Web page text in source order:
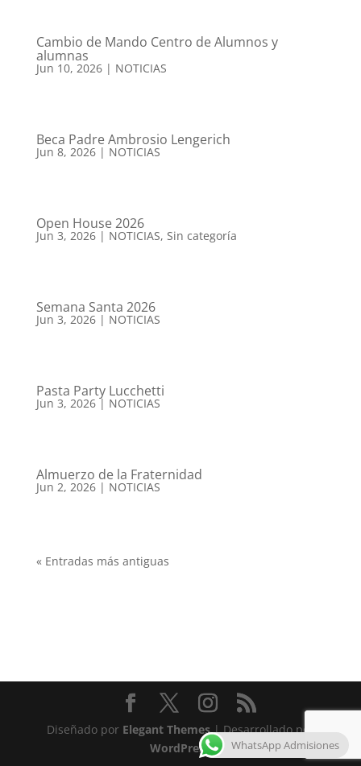
Cambio de Mando Centro de Alumnos y
alumnas
Jun 10, 2026| NOTICIAS
Beca Padre Ambrosio Lengerich
Jun 8, 2026| NOTICIAS
Open House 2026
Jun 3, 2026| NOTICIAS, Sin categoría
Semana Santa 2026
Jun 3, 2026| NOTICIAS
Pasta Party Lucchetti
Jun 3, 2026| NOTICIAS
Almuerzo de la Fraternidad
Jun 2, 2026| NOTICIAS
« Entradas más antiguas
Diseñado por Elegant Themes| Desarrollado por
WordPress
WhatsApp Admisiones